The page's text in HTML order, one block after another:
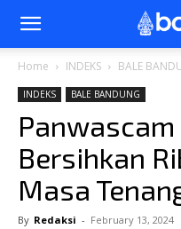
Bale
Jabar
Home INDEKS BALE
INDEKS BALE BANDUNG
Bersihkan
Masa
By Redaksi - February 13, 2024